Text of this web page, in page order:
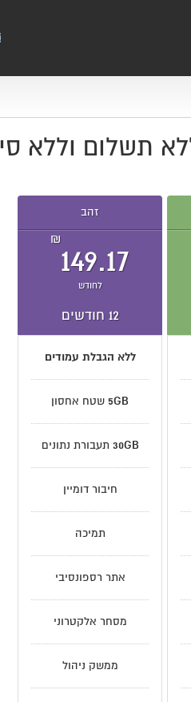
זהב
₪
149.17
לחודש
12 חודשים
ללא הגבלת עמודים
5GB שטח אחסון
30GB תעבורת נתונים
חיבור דומיין
תמיכה
אתר רספונסיבי
מסחר אלקטרוני
ממשק ניהול